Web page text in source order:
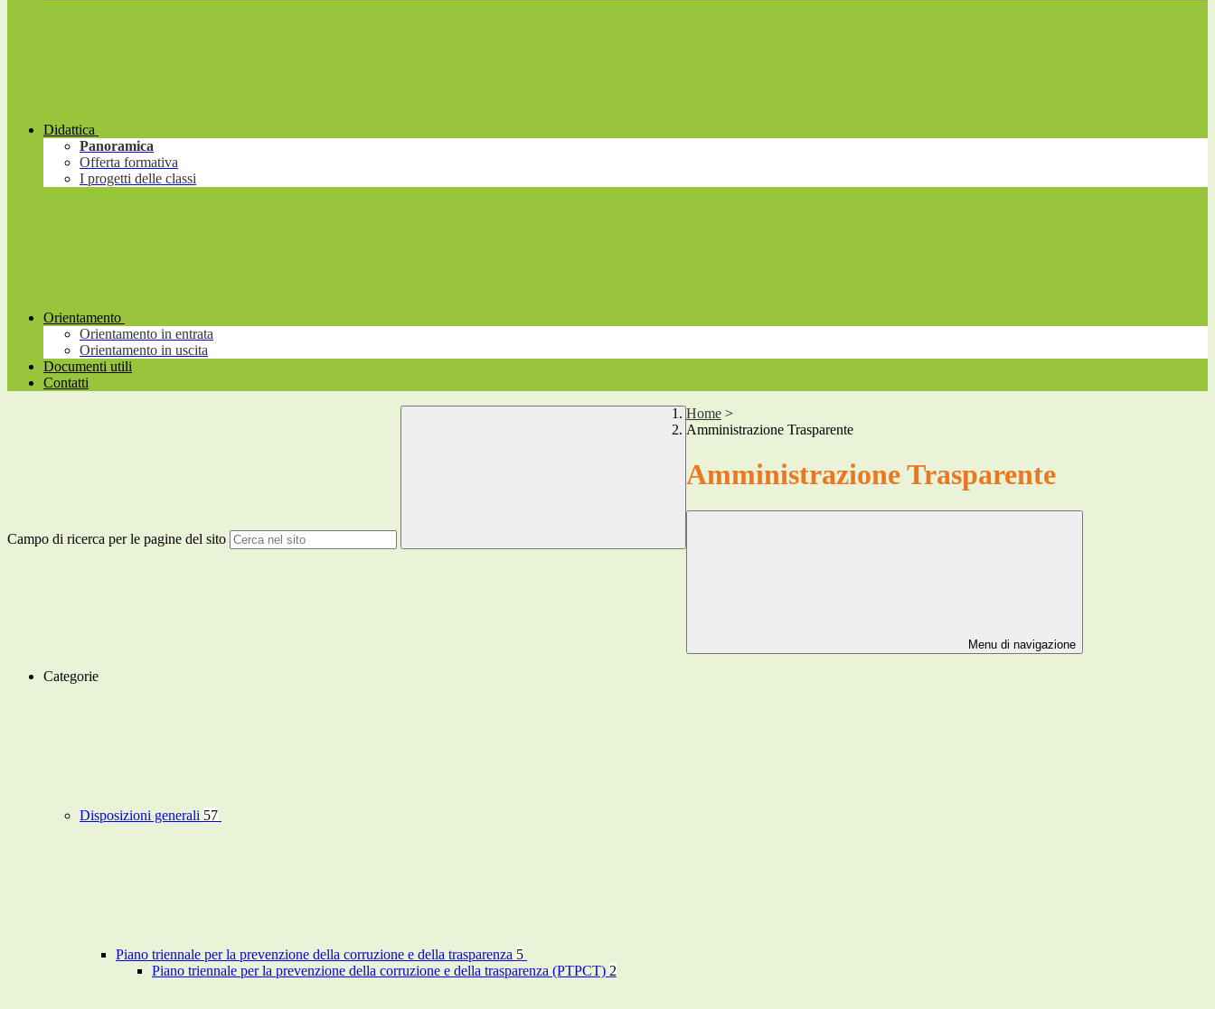
Didattica
Panoramica
Offerta formativa
I progetti delle classi
Orientamento
Orientamento in entrata
Orientamento in uscita
Documenti utili
Contatti
Campo di ricerca per le pagine del sito
Home >
Amministrazione Trasparente
Amministrazione Trasparente
Menu di navigazione
Categorie
Disposizioni generali 57
Piano triennale per la prevenzione della corruzione e della trasparenza 5
Piano triennale per la prevenzione della corruzione e della trasparenza (PTPCT) 2